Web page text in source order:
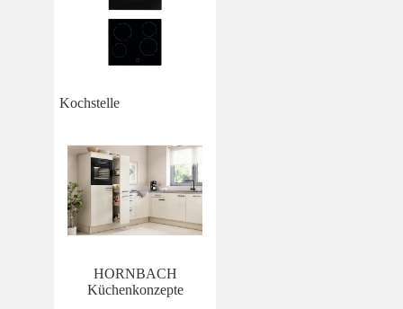
Kochstelle
HORNBACH
Küchenkonzepte